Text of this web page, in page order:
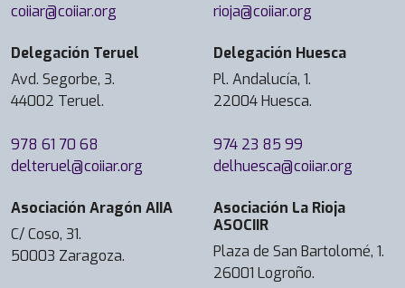
coiiar@coiiar.org
rioja@coiiar.org
Delegación Teruel
Avd. Segorbe, 3.
44002 Teruel.
978 61 70 68
delteruel@coiiar.org
Delegación Huesca
Pl. Andalucía, 1.
22004 Huesca.
974 23 85 99
delhuesca@coiiar.org
Asociación Aragón AIIA
C/ Coso, 31.
50003 Zaragoza.
Asociación La Rioja
ASOCIIR
Plaza de San Bartolomé, 1.
26001 Logroño.